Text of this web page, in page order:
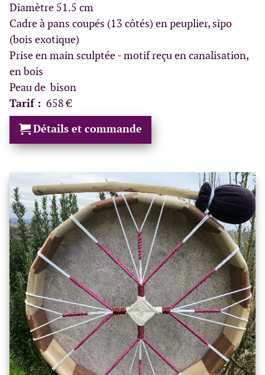
Diamètre 51.5 cm
Cadre à pans coupés (13 côtés) en peuplier, sipo
(bois exotique)
Prise en main sculptée - motif reçu en canalisation,
en bois
Peau de bison
Tarif : 658 €
Détails et commande